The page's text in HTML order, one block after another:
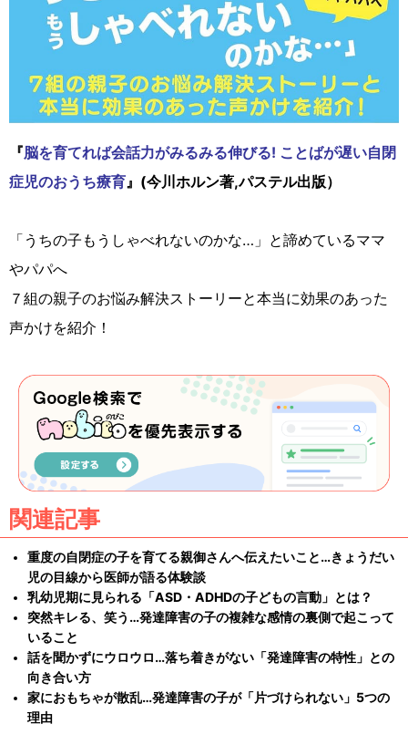
『脳を育てれば会話力がみるみる伸びる! ことばが遅い自閉
症児のおうち療育 』(今川ホルン著,パステル出版）
「うちの子もうしゃべれないのかな…」と諦めているママ
やパパへ
７組の親子のお悩み解決ストーリーと本当に効果のあった
声かけを紹介！
関連記事
重度の自閉症の子を育てる親御さんへ伝えたいこと…きょうだい
児の目線から医師が語る体験談
乳幼児期に見られる「ASD・ADHDの子どもの言動」とは？
突然キレる、笑う…発達障害の子の複雑な感情の裏側で起こって
いること
話を聞かずにウロウロ…落ち着きがない「発達障害の特性」との
向き合い方
家におもちゃが散乱…発達障害の子が「片づけられない」5つの
理由